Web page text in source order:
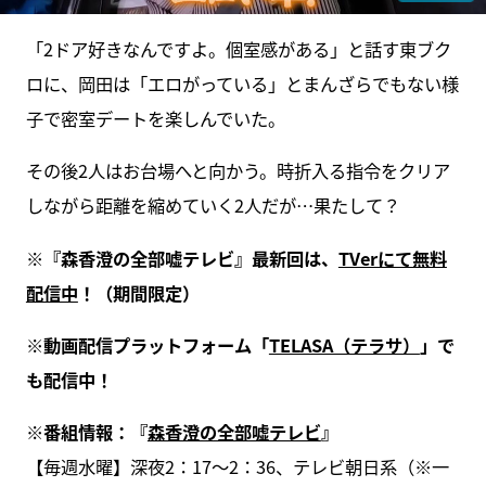
「2ドア好きなんですよ。個室感がある」と話す東ブク
ロに、岡田は「エロがっている」とまんざらでもない様
子で密室デートを楽しんでいた。
その後2人はお台場へと向かう。時折入る指令をクリア
しながら距離を縮めていく2人だが…果たして？
※『森香澄の全部嘘テレビ』最新回は、 TVerにて無料
配信中 ！（期間限定）
※動画配信プラットフォーム「TELASA（テラサ） 」で
も配信中！
※番組情報：『森香澄の全部嘘テレビ』
【毎週水曜】深夜2：17～2：36、テレビ朝日系（※一